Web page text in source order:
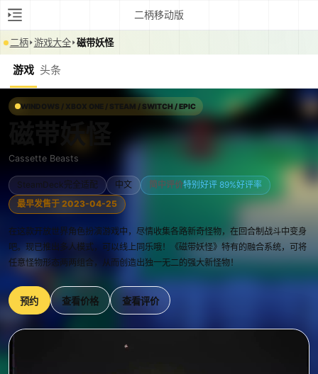
二柄移动版
二柄 游戏大全 磁带妖怪
游戏 头条
WINDOWS / XBOX ONE / STEAM / SWITCH / EPIC
磁带妖怪
Cassette Beasts
SteamDeck完全适配 中文 简中评价特别好评 89%好评率
最早发售于 2023-04-25
在这款开放世界角色扮演游戏中，尽情收集各路新奇怪物，在回合制战斗中变身
吧。现已推出多人模式，可以线上同乐哦！《磁带妖怪》特有的融合系统，可将
任意怪物形态两两组合，从而创造出独一无二的强大新怪物！
预约 查看价格 查看评价